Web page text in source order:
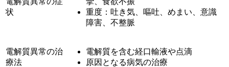
状
重度：吐き気、嘔吐、めまい、意識
障害、不整脈
電解質異常の治
療法
電解質を含む経口輸液や点滴
原因となる病気の治療